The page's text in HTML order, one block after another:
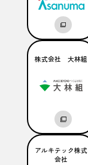
株式会社 大林組
アルキテック株式
会社